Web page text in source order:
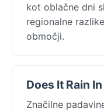
kot oblačne dni
regionalne
območji.
Does It Rain
Značilne